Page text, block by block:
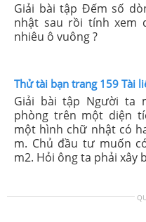
Giải bài tập Đếm số
nhật sau rồi tính xem
nhiêu ô vuông ?
Thử tài bạn trang 159 Tài
Giải bài tập Người ta
phòng trên một diện
một hình chữ nhật có
m. Chủ đầu tư muốn
m2. Hỏi ông ta phải xây